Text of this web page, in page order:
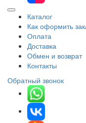
Каталог
Как оформить
Оплата
Доставка
Обмен и возврат
Контакты
Обратный звонок